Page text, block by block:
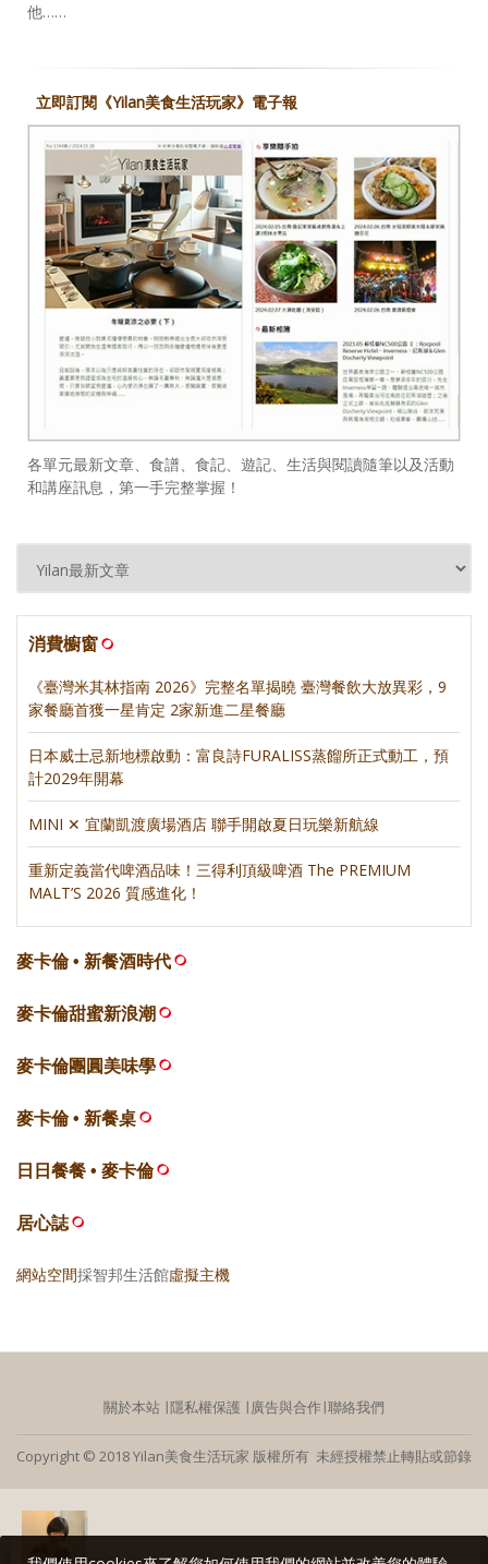
他……
立即訂閱《Yilan美食生活玩家》電子報
各單元最新文章、食譜、食記、遊記、生活與閱讀隨筆以及活動
和講座訊息，第一手完整掌握！
消費櫥窗
《臺灣米其林指南 2026》完整名單揭曉 臺灣餐飲大放異彩，9
家餐廳首獲一星肯定 2家新進二星餐廳
日本威士忌新地標啟動：富良詩FURALISS蒸餾所正式動工，預
計2029年開幕
MINI ✕ 宜蘭凱渡廣場酒店 聯手開啟夏日玩樂新航線
重新定義當代啤酒品味！三得利頂級啤酒 The PREMIUM
MALT’S 2026 質感進化！
麥卡倫 • 新餐酒時代
麥卡倫甜蜜新浪潮
麥卡倫團圓美味學
麥卡倫 • 新餐桌
日日餐餐 • 麥卡倫
居心誌
網站空間採智邦生活館虛擬主機
關於本站 ∣隱私權保護 ∣ 廣告與合作∣聯絡我們
Copyright © 2018 Yilan美食生活玩家 版權所有 未經授權禁止轉貼或節錄